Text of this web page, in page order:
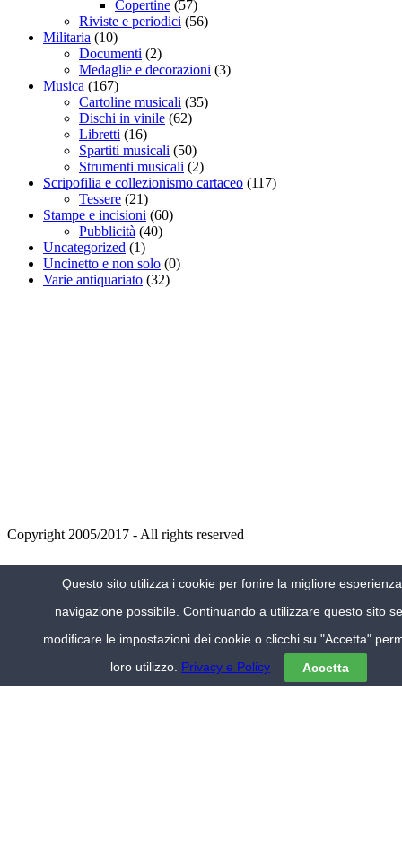
Copertine (57)
Riviste e periodici (56)
Militaria (10)
Documenti (2)
Medaglie e decorazioni (3)
Musica (167)
Cartoline musicali (35)
Dischi in vinile (62)
Libretti (16)
Spartiti musicali (50)
Strumenti musicali (2)
Scripofilia e collezionismo cartaceo (117)
Tessere (21)
Stampe e incisioni (60)
Pubblicità (40)
Uncategorized (1)
Uncinetto e non solo (0)
Varie antiquariato (32)
Copyright 2005/2017 - All rights reserved
VIAGGIA IN ITALIA
Alberghi Milano
Alberghi Venezia
Hotel centro Roma
Questo sito utilizza i cookie per fonire la migliore
navigazione possibile. Continuando a utilizzare questo sito
modificare le impostazioni dei cookie o clicchi su "Accetta"
loro utilizzo. Privacy e Policy Accetta